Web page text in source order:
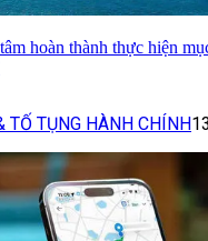
hoàn thành thực hiện
TỐ TỤNG HÀNH CHÍNH